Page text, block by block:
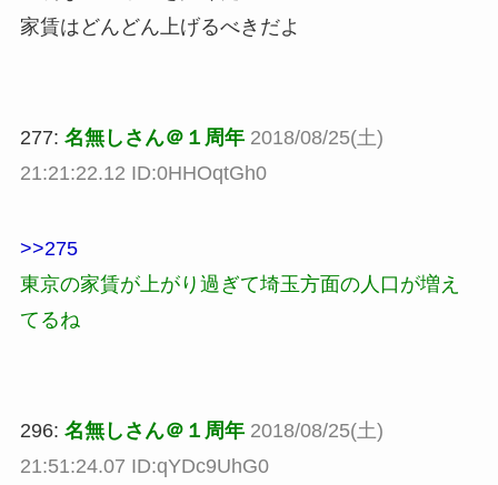
家賃はどんどん上げるべきだよ
277: 名無しさん＠１周年 2018/08/25(土)
21:21:22.12 ID:0HHOqtGh0
>>275
東京の家賃が上がり過ぎて埼玉方面の人口が増え
てるね
296: 名無しさん＠１周年 2018/08/25(土)
21:51:24.07 ID:qYDc9UhG0